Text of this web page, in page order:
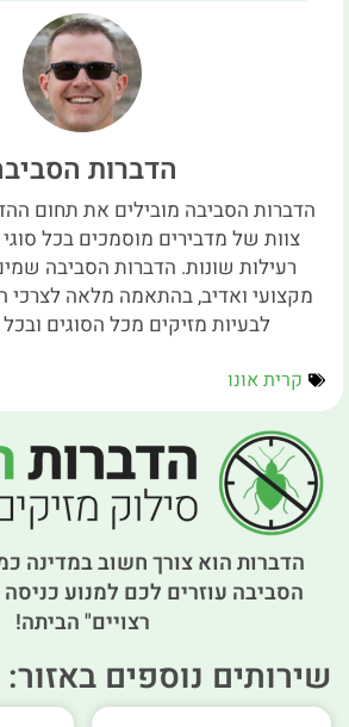
הדברות
הדברות הסביבה מובילים את תחום
צוות של מדבירים מוסמכים בכל
רעילות שונות. הדברות הסביבה
לבעיות מזיקים מכל הסוגים
קרית אונו
הדברות הוא צורך חשוב במדינה
הסביבה עוזרים לכם למנוע
רצויים" הביתה!
שירותים נוספים באזור: